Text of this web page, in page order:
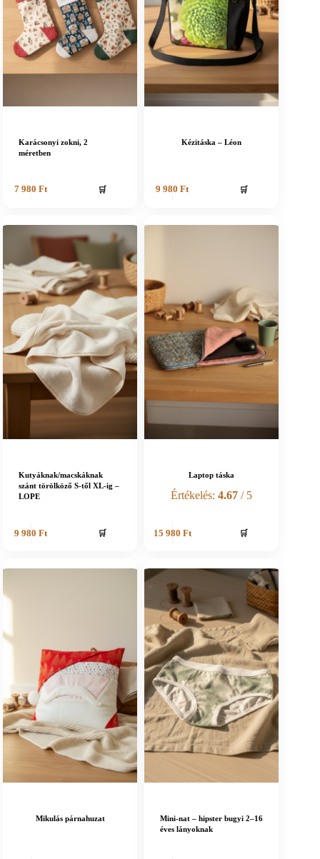
Karácsonyi zokni, 2
méretben
7 980Ft 🛒
Kézitáska – Léon
9 980Ft 🛒
Kutyáknak/macskáknak
szánt törölköző S-től XL-ig –
LOPE
9 980Ft 🛒
Laptop táska
Értékelés:4.67 / 5
15 980 Ft 🛒
Mikulás párnahuzat
Mini-nat – hipster bugyi 2–16
éves lányoknak